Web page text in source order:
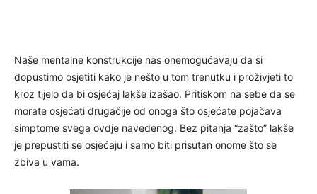
Naše mentalne konstrukcije nas onemogućavaju da si
dopustimo osjetiti kako je nešto u tom trenutku i proživjeti to
kroz tijelo da bi osjećaj lakše izašao. Pritiskom na sebe da se
morate osjećati drugačije od onoga što osjećate pojačava
simptome svega ovdje navedenog. Bez pitanja “zašto” lakše
je prepustiti se osjećaju i samo biti prisutan onome što se
zbiva u vama.